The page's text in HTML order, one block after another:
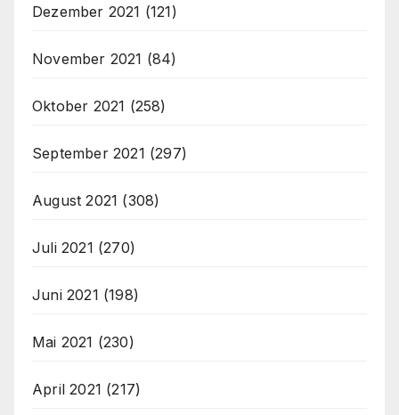
Dezember 2021 (121)
November 2021 (84)
Oktober 2021 (258)
September 2021 (297)
August 2021 (308)
Juli 2021 (270)
Juni 2021 (198)
Mai 2021 (230)
April 2021 (217)